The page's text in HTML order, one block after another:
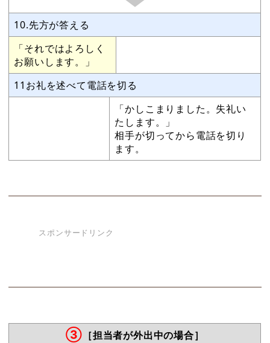
10.先方が答える
「それではよろしく
お願いします。」
11お礼を述べて電話を切る
「かしこまりました。失礼い
たします。」
相手が切ってから電話を切り
ます。
スポンサードリンク
③ ［担当者が外出中の場合］